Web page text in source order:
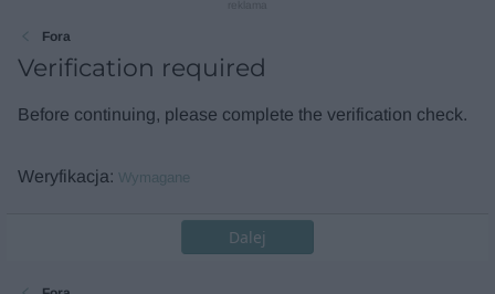
Fora
Verification required
Before continuing, please complete the verification check.
Weryfikacja Wymagane
Dalej